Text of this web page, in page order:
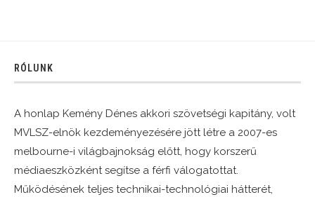
RÓLUNK
A honlap Kemény Dénes akkori szövetségi kapitány, volt
MVLSZ-elnök kezdeményezésére jött létre a 2007-es
melbourne-i világbajnokság előtt, hogy korszerű
médiaeszközként segítse a férfi válogatottat.
Működésének teljes technikai-technológiai hátterét,